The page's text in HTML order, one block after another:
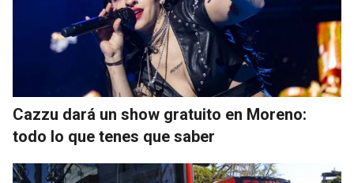
Cazzu dará un show gratuito en Moreno:
todo lo que tenes que saber